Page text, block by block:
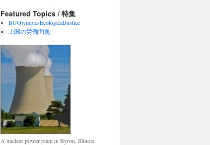
Featured Topics / 特集
BUOlympicsEcologicalJustice
上関の労働問題
A nuclear power plant in Byron, Illinois.